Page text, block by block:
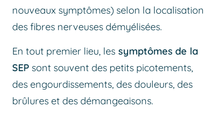
nouveaux symptômes) selon la localisation
des fibres nerveuses démyélisées.
En tout premier lieu, les symptômes de la
SEP sont souvent des petits picotements,
des engourdissements, des douleurs, des
brûlures et des démangeaisons.